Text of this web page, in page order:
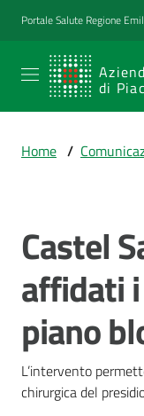
Vai al contenuto
Vai alla navigazione
Vai al footer
Portale Salute Regione
di
SERVIZIO
SANITARIO
Emilia-
Sanitaria Locale
di Piacenza
Prestazioni
e
percorsi
di
cura
Home /
Salta al contenuto
Castel
affidati
piano
L’intervento
chirurgica del